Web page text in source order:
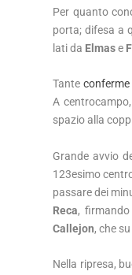
Per quanto
porta; difesa a
lati da Elmase
Tante conferme
A
spazio alla
Grande avvio
123esimo
passare dei
Reca,
Callejon, che
Nella ripresa,